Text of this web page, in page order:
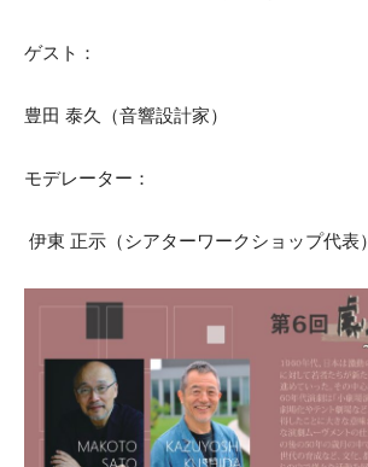
ゲスト：
豊田 泰久（音響設計家）
モデレーター：
伊東 正示（シアターワークショップ代表）